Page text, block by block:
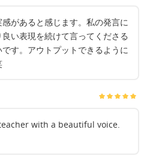
があると感じます。私の発言に
い表現を続けて言ってくださる
す。アウトプットできるように
with a beautiful voice.